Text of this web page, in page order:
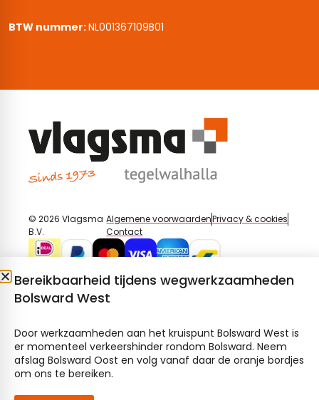
BTW nummer:NL001367109B01
© 2026 Vlagsma
B.V.
Algemene voorwaardenPrivacy & cookies
Contact
Bereikbaarheid tijdens wegwerkzaamheden
Bolsward West
Door werkzaamheden aan het kruispunt Bolsward West is
er momenteel verkeershinder rondom Bolsward. Neem
afslag Bolsward Oost en volg vanaf daar de oranje bordjes
om ons te bereiken.